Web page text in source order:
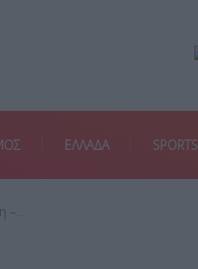
ΕΛΛΑΔΑ SPORTS
–…